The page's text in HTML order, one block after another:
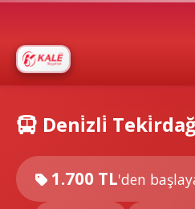
Deni̇zli̇
1.700 TL'den